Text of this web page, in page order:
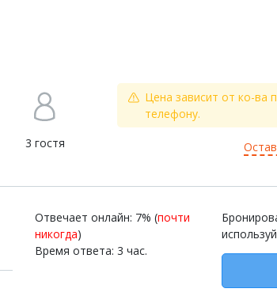
3 гостя
Цена зависит от ко-ва
телефону.
Отвечает онлайн: 7% (почти
никогда)
Время ответа: 3 час.